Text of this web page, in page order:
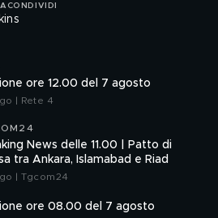
CONDIVIDI
ore 12.00 del 7 agosto
| Rete 4
News delle 11.00 | Patto di
tra Ankara, Islamabad e Riad
| Tgcom24
ore 08.00 del 7 agosto